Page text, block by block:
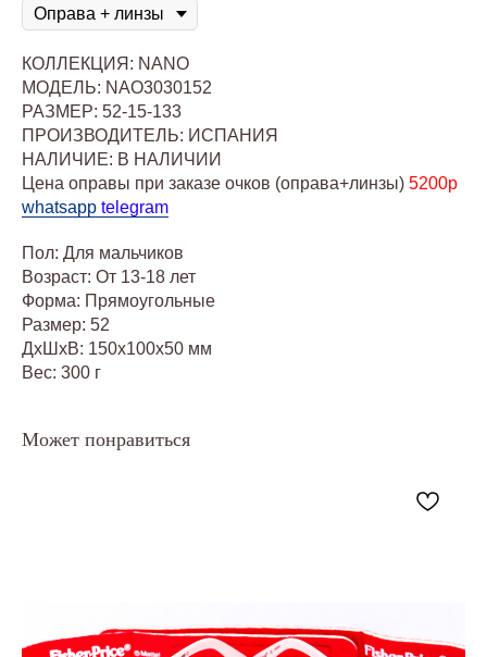
КОЛЛЕКЦИЯ: NANO
МОДЕЛЬ: NAO3030152
РАЗМЕР: 52-15-133
ПРОИЗВОДИТЕЛЬ: ИСПАНИЯ
НАЛИЧИЕ: В НАЛИЧИИ
Цена оправы при заказе очков (оправа+линзы) 5200р
whatsapp telegram
Пол: Для мальчиков
Возраст: От 13-18 лет
Форма: Прямоугольные
Размер: 52
ДxШxВ: 150x100x50 мм
Вес: 300 г
Может понравиться